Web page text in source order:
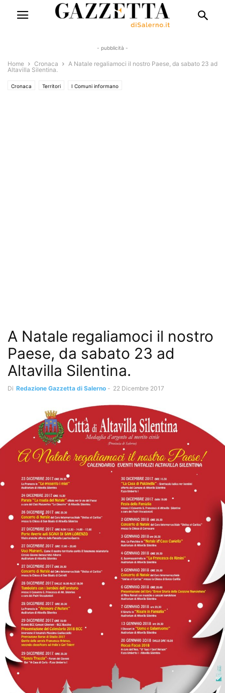
- pubblicità -
Home Cronaca
A Natale regaliamoci il nostro Paese, da sabato 23 ad
Altavilla Silentina.
Cronaca Territori I Comuni informano
A Natale regaliamoci il nostro
Paese, da sabato 23 ad
Altavilla Silentina.
Di Redazione Gazzetta di Salerno - 22 Dicembre 2017